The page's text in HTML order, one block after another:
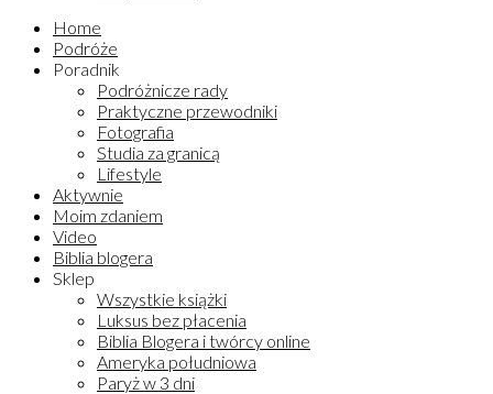
Home
Podróże
Poradnik
Podróżnicze rady
Praktyczne przewodniki
Fotografia
Studia za granicą
Lifestyle
Aktywnie
Moim zdaniem
Video
Biblia blogera
Sklep
Wszystkie książki
Luksus bez płacenia
Biblia Blogera i twórcy online
Ameryka południowa
Paryż w 3 dni